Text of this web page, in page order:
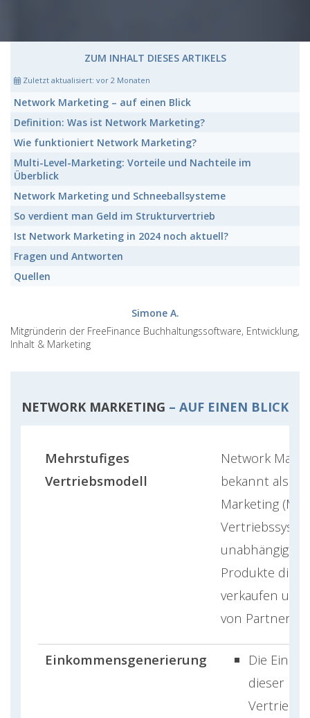
ZUM INHALT DIESES ARTIKELS
Zuletzt aktualisiert: vor 2 Monaten
Network Marketing – auf einen Blick
Definition: Was ist Network Marketing?
Wie funktioniert Network Marketing?
Multi-Level-Marketing: Vorteile und Nachteile im
Überblick
Network Marketing und Schneeballsysteme
So verdient man Geld im Strukturvertrieb
Ist Network Marketing in 2024 noch aktuell?
Fragen und Antworten
Quellen
Simone A.
Mitgründerin der FreeFinance Buchhaltungssoftware, Entwicklung,
Inhalt & Marketing
NETWORK MARKETING – AUF EINEN BLICK
Mehrstufiges
Vertriebsmodell
Network
bekannt als
Marketing
unabhängige
Produkte
verkaufen und
von Partnern
Einkommensgenerierung
Die
dieser